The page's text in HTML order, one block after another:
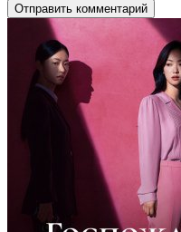
Отправить комментарий